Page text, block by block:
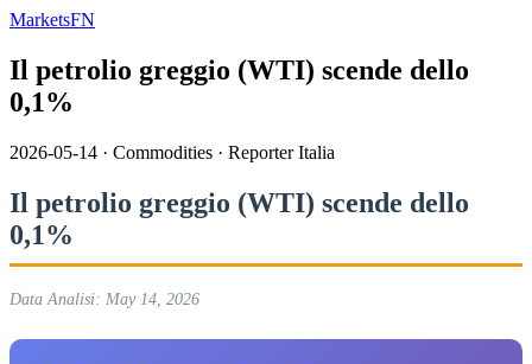
MarketsFN
Il petrolio greggio (WTI) scende dello
0,1%
2026-05-14 · Commodities · Reporter Italia
Il petrolio greggio (WTI) scende dello
0,1%
Data Analisi: May 14, 2026